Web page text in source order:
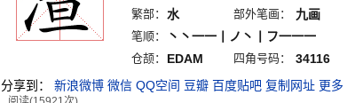
繁部： 水 部外笔画： 九画
笔顺： 丶丶一一丨ノ丶丨フ一一一
仓颉： EDAM 四角号码： 34116
分享到：
新浪微博 微信 QQ空间 豆瓣 百度贴吧 复制网址 更多